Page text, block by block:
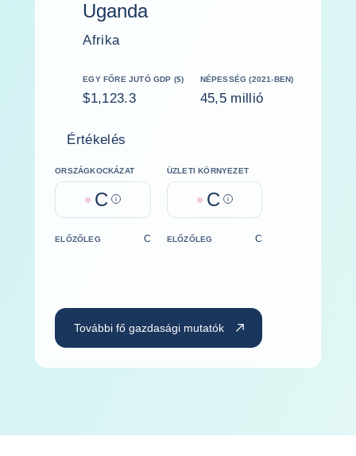
Uganda
Afrika
EGY FŐRE JUTÓ GDP ($)
$1,123.3
NÉPESSÉG (2021-BEN)
45,5 millió
Értékelés
ORSZÁGKOCKÁZAT
C Help
ÜZLETI KÖRNYEZET
C Help
ELŐZŐLEG C ELŐZŐLEG C
További fő gazdasági mutatók